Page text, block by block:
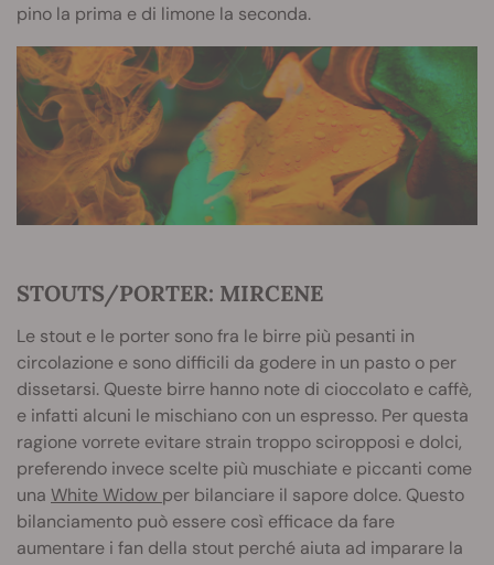
pino la prima e di limone la seconda.
STOUTS/PORTER: MIRCENE
Le stout e le porter sono fra le birre più pesanti in
circolazione e sono difficili da godere in un pasto o per
dissetarsi. Queste birre hanno note di cioccolato e caffè,
e infatti alcuni le mischiano con un espresso. Per questa
ragione vorrete evitare strain troppo sciropposi e dolci,
preferendo invece scelte più muschiate e piccanti come
una White Widow per bilanciare il sapore dolce. Questo
bilanciamento può essere così efficace da fare
aumentare i fan della stout perché aiuta ad imparare la